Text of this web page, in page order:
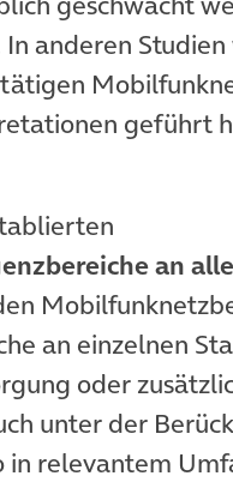
anderen
geführt
an
an einzelnen
oder
unter der
in relevantem